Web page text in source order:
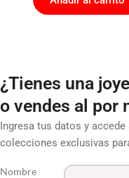
¿Tienes una
o vendes al por
Ingresa tus datos y
colecciones exclusivas
Nombre